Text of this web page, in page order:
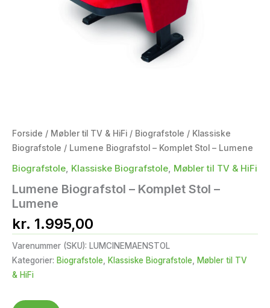
Forside / Møbler til TV & HiFi / Biografstole / Klassiske
Biografstole / Lumene Biografstol – Komplet Stol – Lumene
Biografstole Klassiske Biografstole Møbler til TV & HiFi
Lumene Biografstol – Komplet Stol –
Lumene
kr. 1.995,00
Varenummer (SKU): LUMCINEMAENSTOL
Kategorier: Biografstole Klassiske Biografstole
Møbler til TV
& HiFi